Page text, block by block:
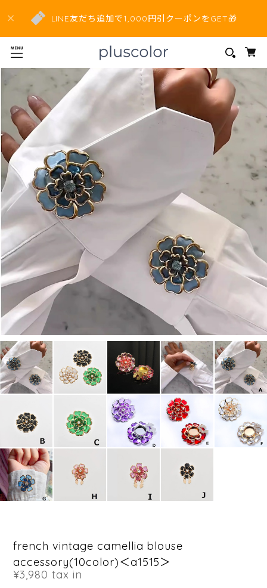
LINE友だち追加で1,000円引クーポンをGET🎁
french vintage camellia blouse
accessory(10color)＜a1515＞
¥3,980 tax in